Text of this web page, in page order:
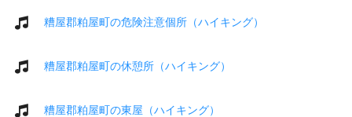
糟屋郡粕屋町の危険注意個所（ハイキング）
糟屋郡粕屋町の休憩所（ハイキング）
糟屋郡粕屋町の東屋（ハイキング）